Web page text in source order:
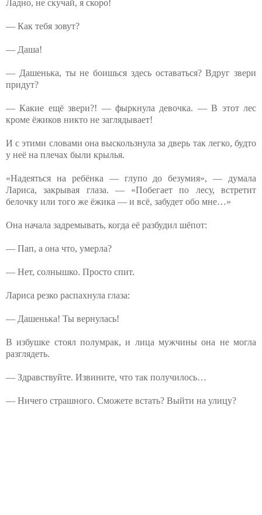
Ладно, не скучай, я скоро!
— Как тебя зовут?
— Даша!
— Дашенька, ты не боишься здесь оставаться? Вдруг звери
придут?
— Какие ещё звери?! — фыркнула девочка. — В этот лес
кроме ёжиков никто не заглядывает!
И с этими словами она выскользнула за дверь так легко, будто
у неё на плечах были крылья.
«Надеяться на ребёнка — глупо до безумия», — думала
Лариса, закрывая глаза. — «Побегает по лесу, встретит
белочку или того же ёжика — и всё, забудет обо мне…»
Она начала задремывать, когда её разбудил шёпот:
— Пап, а она что, умерла?
— Нет, солнышко. Просто спит.
Лариса резко распахнула глаза:
— Дашенька! Ты вернулась!
В избушке стоял полумрак, и лица мужчины она не могла
разглядеть.
— Здравствуйте. Извините, что так получилось…
— Ничего страшного. Сможете встать? Выйти на улицу?